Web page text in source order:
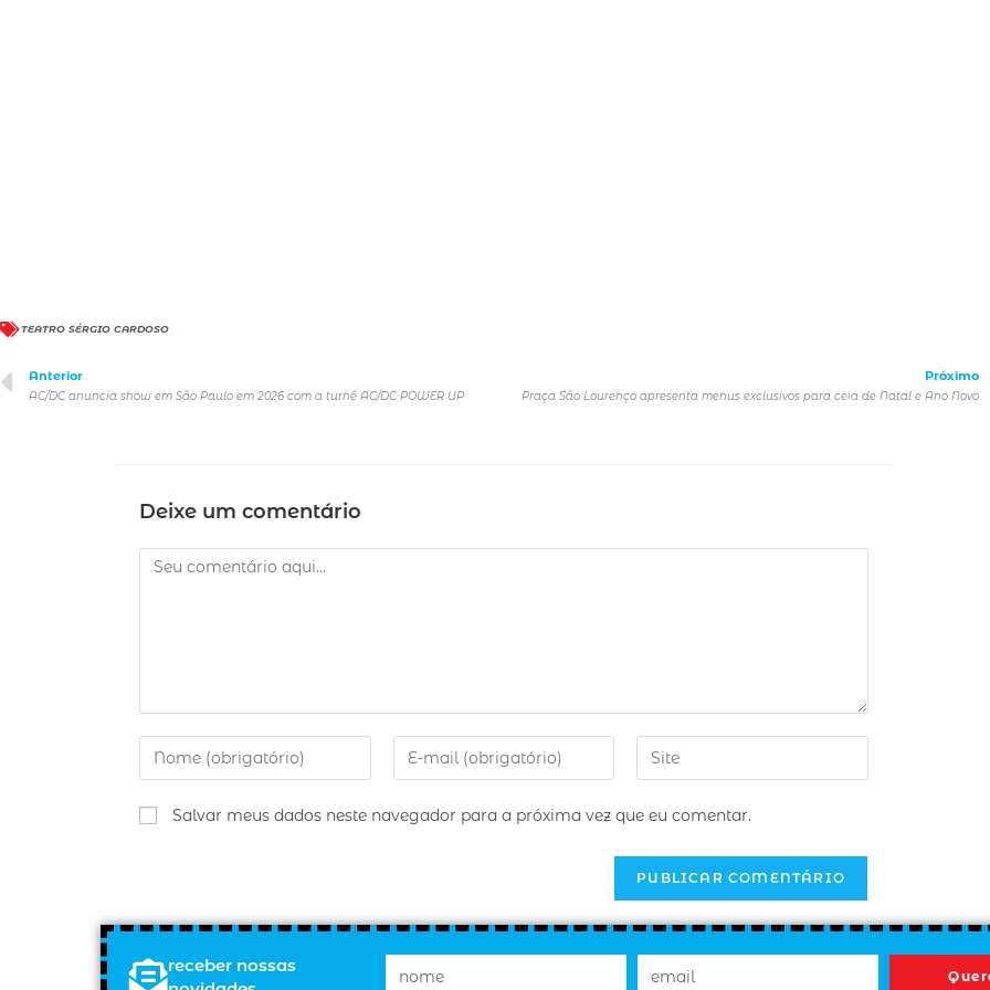
TEATRO SÉRGIO CARDOSO
Anterior
AC/DC anuncia show em São Paulo em 2026 com a turnê AC/DC POWER UP
Próximo
Praça São Lourenço apresenta menus exclusivos para ceia de Natal e Ano Novo
Deixe um comentário
Salvar meus dados neste navegador para a próxima vez que eu comentar.
receber nossas